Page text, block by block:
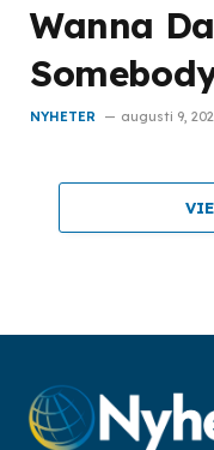
Wanna
NYHETER augusti 9,